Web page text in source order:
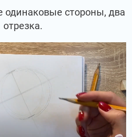
одинаковые стороны, два
отрезка.